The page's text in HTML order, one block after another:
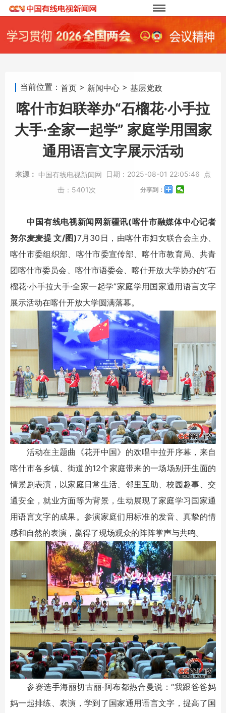
当前位置： 首页 > 新闻中心 > 基层党政
喀什市妇联举办“石榴花·小手拉
大手·全家一起学” 家庭学用国家
通用语言文字展示活动
来源： 中国有线电视新闻网 日期： 2025-08-01 22:05:46
点
击： 5401次 分享到：
中国有线电视新闻网新疆讯(喀什市融媒体中心记者
努尔麦麦提 文/图)7月30日，由喀什市妇女联合会主办、
喀什市委组织部、喀什市委宣传部、喀什市教育局、共青
团喀什市委员会、喀什市语委会、喀什开放大学协办的“石
榴花·小手拉大手·全家一起学”家庭学用国家通用语言文字
展示活动在喀什开放大学圆满落幕。
活动在主题曲《花开中国》的欢唱中拉开序幕，来自
喀什市各乡镇、街道的12个家庭带来的一场场别开生面的
情景剧表演，以家庭日常生活、邻里互助、校园趣事、交
通安全，就业方面等为背景，生动展现了家庭学习国家通
用语言文字的成果。参演家庭们用标准的发音、真挚的情
感和自然的表演，赢得了现场观众的阵阵掌声与共鸣。
参赛选手海丽切古丽·阿布都热合曼说：“我跟爸爸妈
妈一起排练、表演，学到了国家通用语言文字，提高了国